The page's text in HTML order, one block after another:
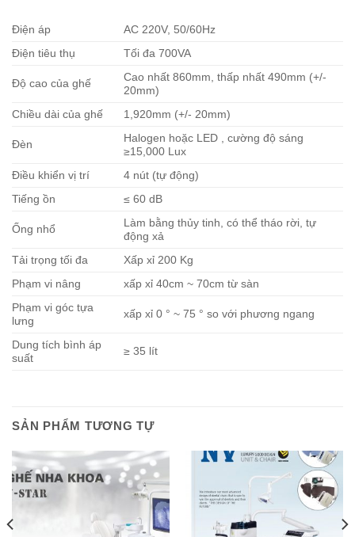
Điện áp
AC 220V, 50/60Hz
Điện tiêu thụ
Tối đa 700VA
Độ cao của ghế
Cao nhất 860mm, thấp nhất 490mm (+/-
20mm)
Chiều dài của ghế
1,920mm (+/- 20mm)
Đèn
Halogen hoặc LED , cường độ sáng
≥15,000 Lux
Điều khiển vị trí
4 nút (tự động)
Tiếng ồn
≤ 60 dB
Ống nhổ
Làm bằng thủy tinh, có thể tháo rời, tự
động xả
Tải trọng tối đa
Xấp xỉ 200 Kg
Phạm vi nâng
xấp xỉ 40cm ~ 70cm từ sàn
Phạm vi góc tựa
lưng
xấp xỉ 0 ° ~ 75 ° so với phương ngang
Dung tích bình áp
suất
≥ 35 lít
SẢN PHẨM TƯƠNG TỰ